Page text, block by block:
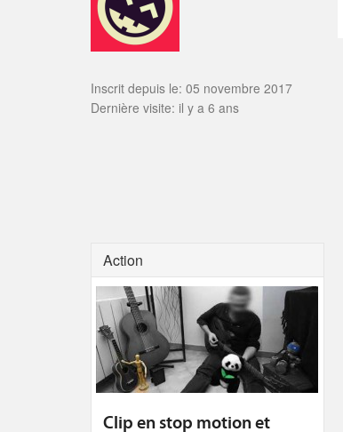
Inscrit depuis le: 05 novembre 2017
Dernière visite: il y a 6 ans
Action
Clip en stop motion et